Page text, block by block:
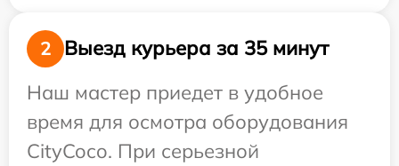
2
Выезд курьера за 35 минут
Наш мастер приедет в удобное
время для осмотра оборудования
CityCoco. При серьезной